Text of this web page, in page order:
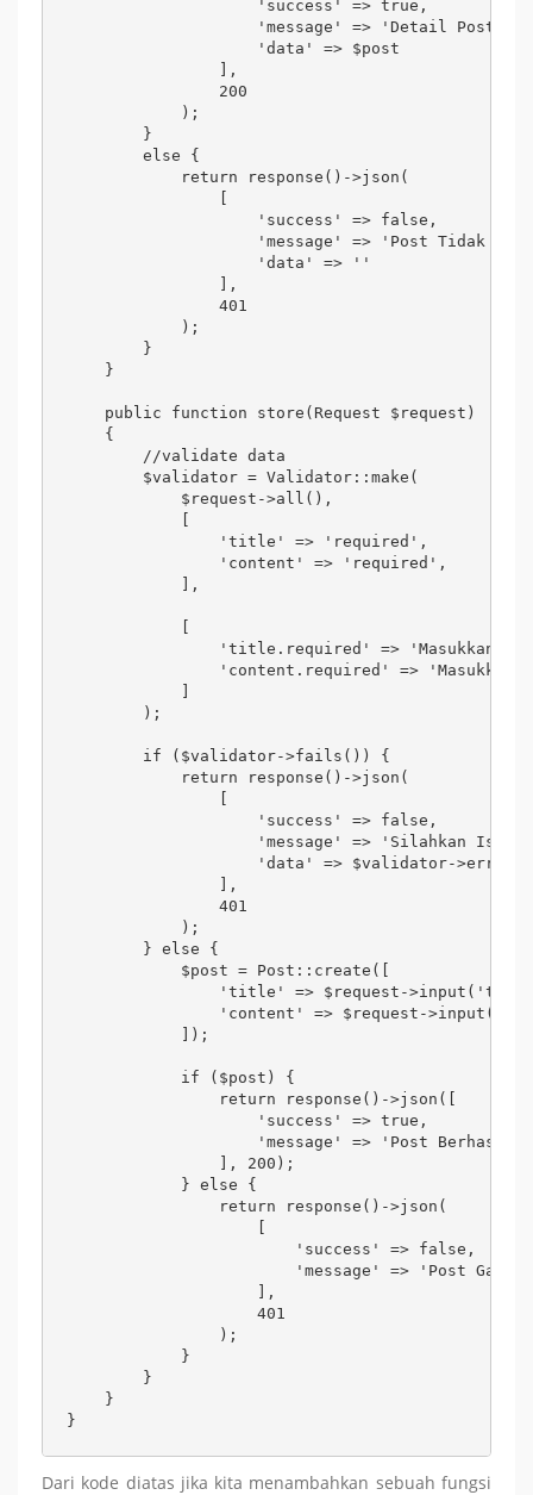
                    'success' => true,
                    'message' => 'Detail Post!',
                    'data' => $post
                ],
                200
            );
        }
        else {
            return response()->json(
                    'success' => false,
'message' => 'Post Tidak
                    'data' => ''
                ],
                401
            );
        }
    }
    public function store(Request $request)
    {
        //validate data
        $validator = Validator::make(
            $request->all(),
                'title' => 'required',
                'content' => 'required',
            ],
'title.required' => 'Masukkan
'content.required' => 'Masukkan
        );
        if ($validator->fails()) {
            return response()->json(
                    'success' => false,
'message' => 'Silahkan Isi
'data' => $validator-
                ],
                401
            );
        } else {
            $post = Post::create([
'title' => $request-
'content' => $request-
            ]);
            if ($post) {
                return response()->json([
                    'success' => true,
'message' => 'Post Berhasil
                ], 200);
            } else {
                return response()->json(
                        'success' => false,
'message' => 'Post Gagal
                    ],
                    401
                );
            }
        }
    }
}
Dari kode diatas jika kita menambahkan sebuah fungsi